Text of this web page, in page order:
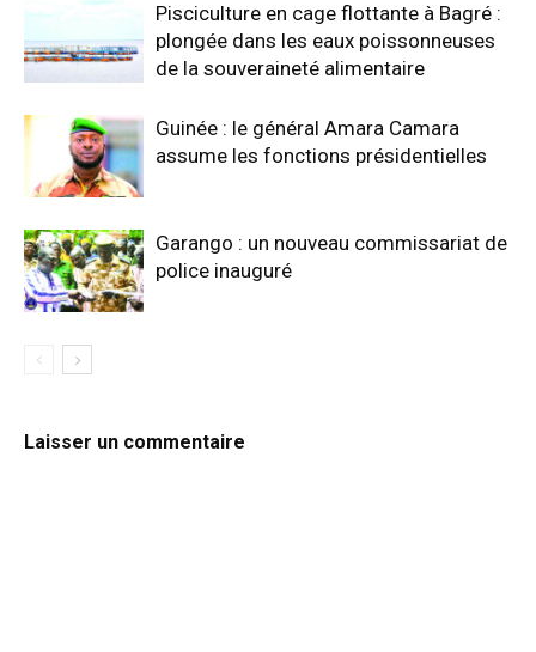
Pisciculture en cage flottante à Bagré :
plongée dans les eaux poissonneuses
de la souveraineté alimentaire
Guinée : le général Amara Camara
assume les fonctions présidentielles
Garango : un nouveau commissariat de
police inauguré
Laisser un commentaire